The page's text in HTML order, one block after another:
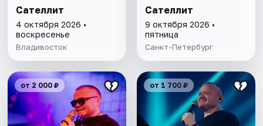
Сателлит
4 октября 2026 •
воскресенье
Владивосток
Сателлит
9 октября 2026 •
пятница
Санкт-Петербург
от 2 000 ₽ от 1 700 ₽